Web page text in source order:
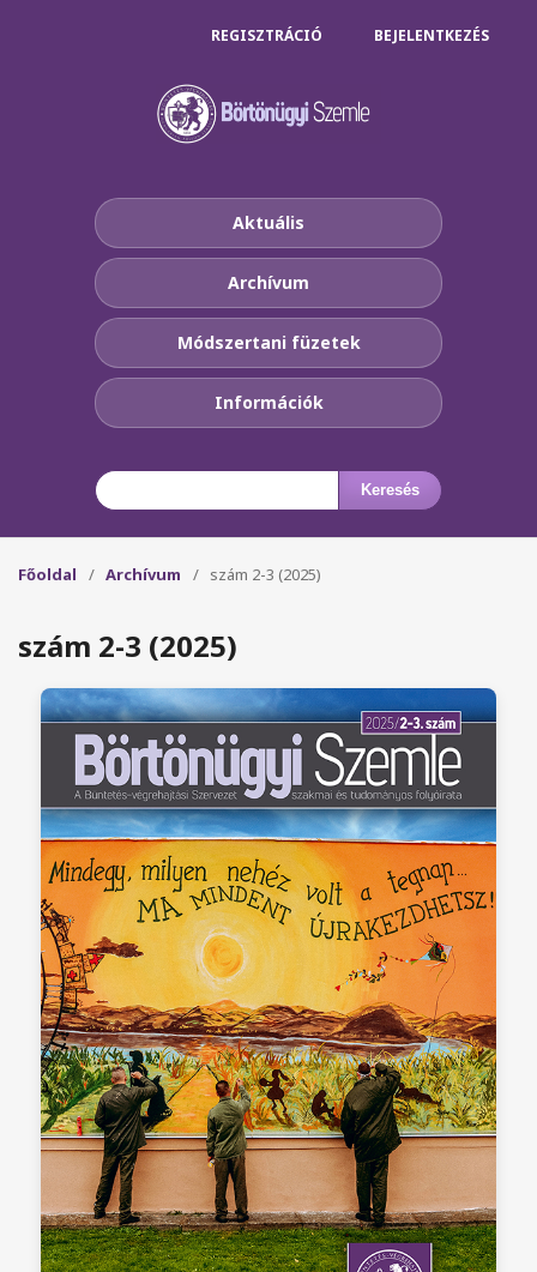
Aktuális
Archívum
Módszertani füzetek
Információk
Keresés
REGISZTRÁCIÓ BEJELENTKEZÉS
Főoldal / Archívum / szám 2-3 (2025)
szám 2-3 (2025)